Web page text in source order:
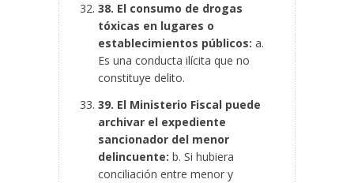
38. El consumo de drogas
tóxicas en lugares o
establecimientos públicos: a.
Es una conducta ilícita que no
constituye delito.
39. El Ministerio Fiscal puede
archivar el expediente
sancionador del menor
delincuente: b. Si hubiera
conciliación entre menor y